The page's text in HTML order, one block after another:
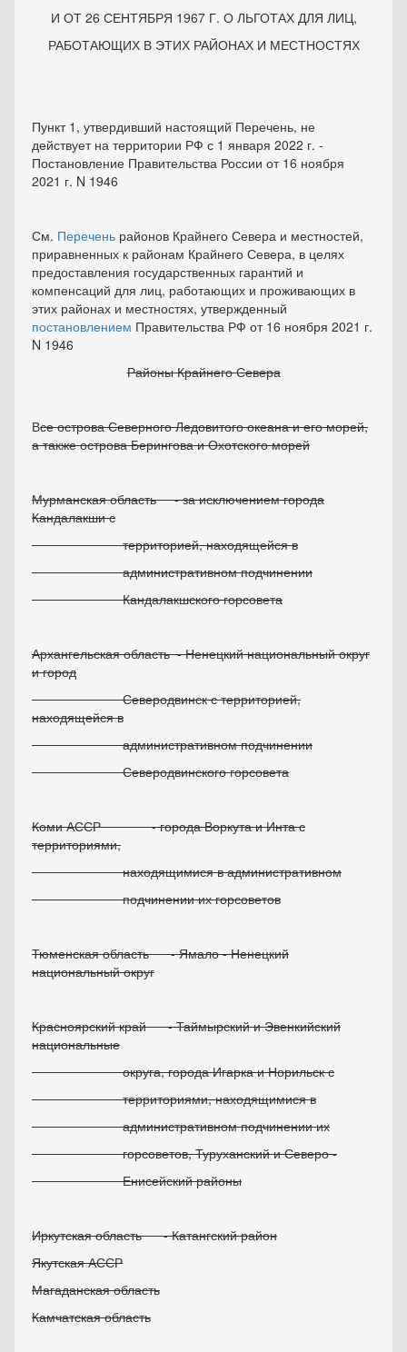
И ОТ 26 СЕНТЯБРЯ 1967 Г. О ЛЬГОТАХ ДЛЯ ЛИЦ,
РАБОТАЮЩИХ В ЭТИХ РАЙОНАХ И МЕСТНОСТЯХ
Пункт 1 , утвердивший настоящий Перечень, не
действует на территории РФ с 1 января 2022 г. -
Постановление Правительства России от 16 ноября
2021 г. N 1946
См. Перечень районов Крайнего Севера и местностей,
приравненных к районам Крайнего Севера, в целях
предоставления государственных гарантий и
компенсаций для лиц, работающих и проживающих в
этих районах и местностях, утвержденный
постановлением Правительства РФ от 16 ноября 2021 г.
N 1946
Районы Крайнего Севера
Все острова Северного Ледовитого океана и его морей,
а также острова Берингова и Охотского морей
Мурманская область - за исключением города
Кандалакши с
территорией, находящейся в
административном подчинении
Кандалакшского горсовета
Архангельская область - Ненецкий национальный округ
и город
Северодвинск с территорией,
находящейся в
административном подчинении
Северодвинского горсовета
Коми АССР - города Воркута и Инта с
территориями,
находящимися в административном
подчинении их горсоветов
Тюменская область - Ямало - Ненецкий
национальный округ
Красноярский край - Таймырский и Эвенкийский
национальные
округа, города Игарка и Норильск с
территориями, находящимися в
административном подчинении их
горсоветов, Туруханский и Северо -
Енисейский районы
Иркутская область - Катангский район
Якутская АССР
Магаданская область
Камчатская область